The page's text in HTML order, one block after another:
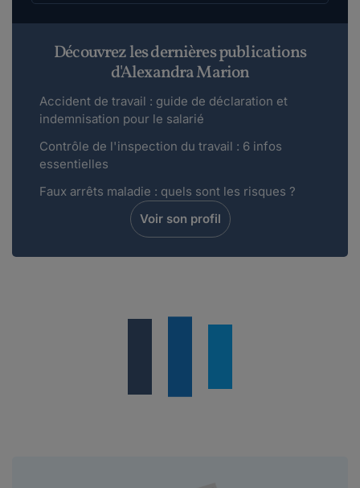
le 12-12-2020
[EDIT MODERATION : commentaire supprimé
- La publicité n'est pas autorisée]
Maddyhp Animateur Communautaire.
le 28-01-2020
mesures mises en place depuis le 1er novemb...
yoj.
le 28-01-2020
Bonjour à tous,Je viens de travailler dans la
Bonjour Célia, Juritravail met à votre
Découvrez les dernières publications
d'Alexandra Marion
Accident de travail : guide de déclaration et
indemnisation pour le salarié
Contrôle de l'inspection du travail : 6 infos
essentielles
Faux arrêts maladie : quels sont les risques ?
Voir son profil